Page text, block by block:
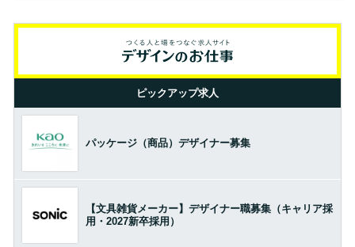
ピックアップ求人
パッケージ（商品）デザイナー募集
【文具雑貨メーカー】デザイナー職募集（キャリア採
用・2027新卒採用）